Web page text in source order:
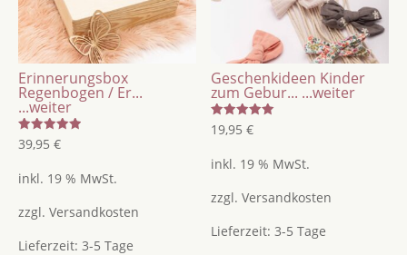
Menge
Erinnerungsbox
Regenbogen / Er...
...weiter
Bewertet
mit
von 5
39,95 €
inkl. 19 % MwSt.
zzgl. Versandkosten
Lieferzeit: 3-5 Tage
Geschenkideen Kinder
zum Gebur... ...weiter
Bewertet
mit
von 5
19,95€
inkl. 19 % MwSt.
zzgl.Versandkosten
Lieferzeit:3-5 Tage